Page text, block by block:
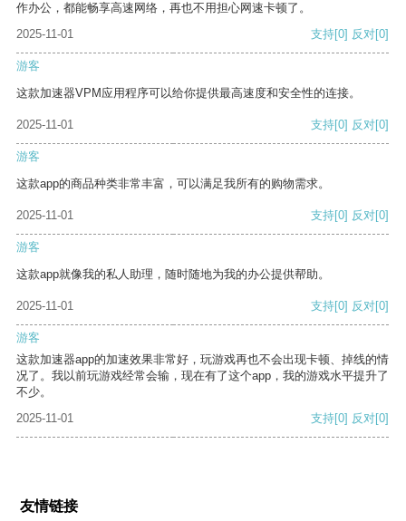
作办公，都能畅享高速网络，再也不用担心网速卡顿了。
2025-11-01
支持[0] 反对[0]
游客
这款加速器VPM应用程序可以给你提供最高速度和安全性的连接。
2025-11-01 支持[0] 反对[0]
游客
这款app的商品种类非常丰富，可以满足我所有的购物需求。
2025-11-01 支持[0] 反对[0]
游客
这款app就像我的私人助理，随时随地为我的办公提供帮助。
2025-11-01 支持[0] 反对[0]
游客
这款加速器app的加速效果非常好，玩游戏再也不会出现卡顿、掉线的情
况了。我以前玩游戏经常会输，现在有了这个app，我的游戏水平提升了
不少。
2025-11-01
支持[0] 反对[0]
友情链接